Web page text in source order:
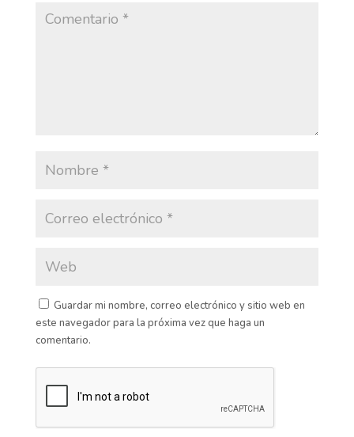
Guardar mi nombre, correo electrónico y sitio web en
este navegador para la próxima vez que haga un
comentario.